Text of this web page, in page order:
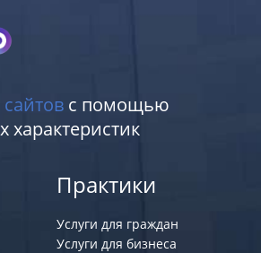
с помощью
характеристик
Практики
Услуги для граждан
Услуги для бизнеса